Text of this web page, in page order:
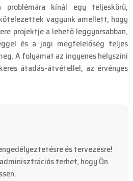
problémára kínál egy teljeskörű,
vagyunk amellett, hogy
projektje a lehető leggyorsabban,
és a jogi megfelelőség teljes
A folyamat az ingyenes helyszíni
átadás-átvétellel, az érvényes
és tervezésre!
terhet, hogy Ön